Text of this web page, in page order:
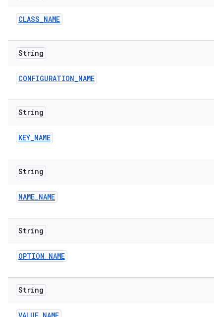
CLASS_NAME
String
CONFIGURATION_NAME
String
KEY_NAME
String
NAME_NAME
String
OPTION_NAME
String